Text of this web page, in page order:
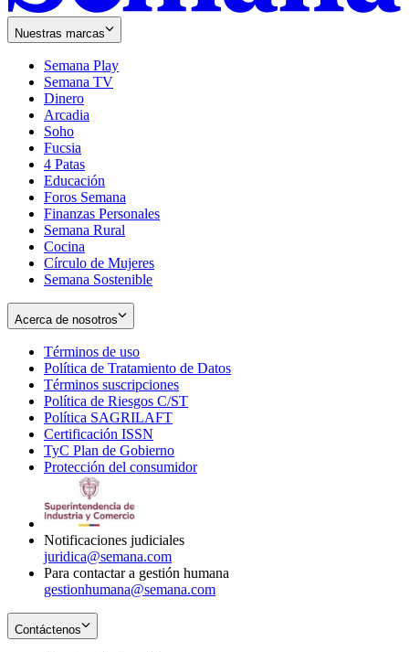
Nuestras marcas
Semana Play
Semana TV
Dinero
Arcadia
Soho
in
new
window
Fucsia
in
new
window
4 Patas
Educación
Foros Semana
Finanzas Personales
Semana Rural
Cocina
Círculo de Mujeres
Semana Sostenible
Acerca de nosotros
Términos de uso
in
new
window
Política de Tratamiento de Datos
Términos suscripciones
in
Política de Riesgos C/ST
Política SAGRILAFT
new
window
Certificación ISSN
in
new
TyC Plan de Gobierno
in
Protección del consumidorOpens
Notificaciones judiciales
juridica@semana.com
Para contactar a gestión humana
gestionhumana@semana.com
Contáctenos